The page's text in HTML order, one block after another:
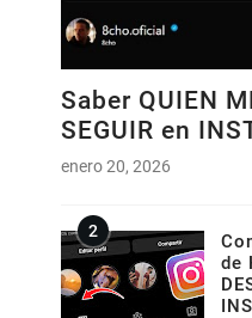
Saber QUIEN
SEGUIR en
enero 20, 2026
de